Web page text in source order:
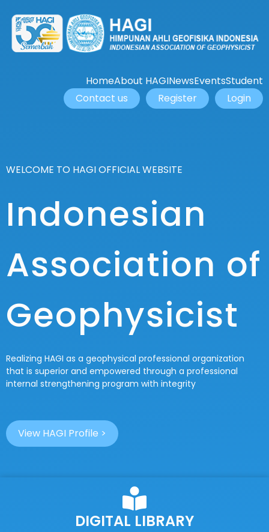
HomeAbout HAGINewsEventsStudent
Contact us
Register Login
WELCOME TO HAGI OFFICIAL WEBSITE
Indonesian
Association of
Geophysicist
Realizing HAGI as a geophysical professional organization
that is superior and empowered through a professional
internal strengthening program with integrity
View HAGI Profile >
DIGITAL LIBRARY